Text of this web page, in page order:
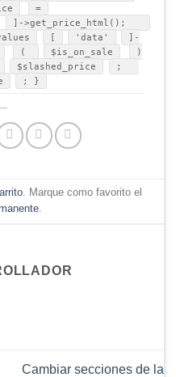
=
]->get_price_html();
[ 'data'
]-
( $is_on_sale
)
$slashed_price
;
; }
. Marque como favorito el
.
Cambiar secciones de la